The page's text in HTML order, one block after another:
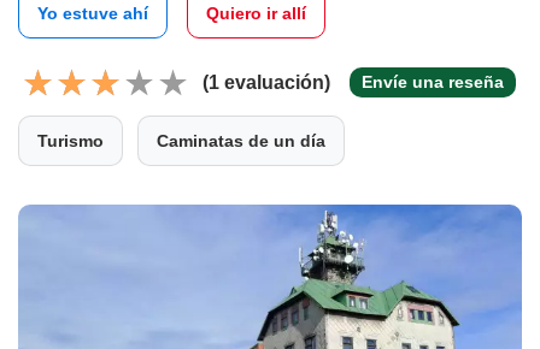
Yo estuve ahí Quiero ir allí
(1 evaluación) Envíe una reseña
Turismo Caminatas de un día